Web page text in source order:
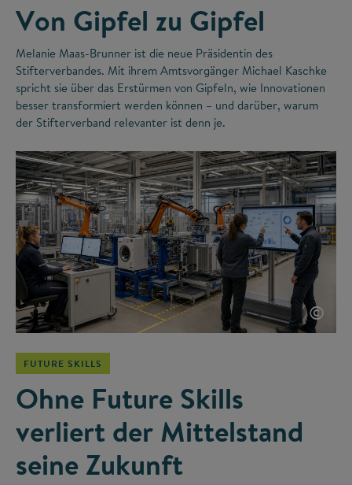
Von Gipfel zu Gipfel
Melanie Maas-Brunner ist die neue Präsidentin des
Stifterverbandes. Mit ihrem Amtsvorgänger Michael Kaschke
spricht sie über das Erstürmen von Gipfeln, wie Innovationen
besser transformiert werden können – und darüber, warum
der Stifterverband relevanter ist denn je.
©
FUTURE SKILLS
Ohne Future Skills
verliert der Mittelstand
seine Zukunft